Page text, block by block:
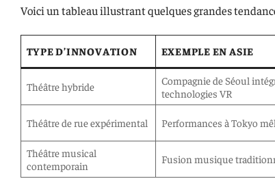
Voici un tableau illustrant quelques grandes
TYPE D’INNOVATION EXEMPLE EN ASIE
Théâtre hybride
Compagnie de Séoul
technologies VR
Théâtre de rue expérimental Performances à Tokyo
Théâtre musical
contemporain
Fusion musique